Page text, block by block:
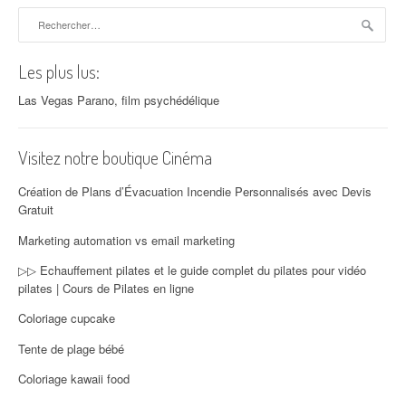
Les plus lus:
Las Vegas Parano, film psychédélique
Visitez notre boutique Cinéma
Création de Plans d’Évacuation Incendie Personnalisés avec Devis
Gratuit
Marketing automation vs email marketing
▷▷ Echauffement pilates et le guide complet du pilates pour vidéo
pilates | Cours de Pilates en ligne
Coloriage cupcake
Tente de plage bébé
Coloriage kawaii food